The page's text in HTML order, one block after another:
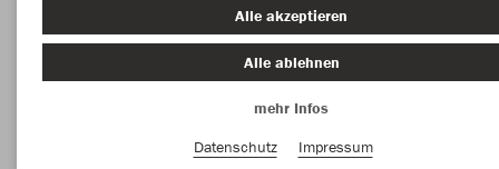
Alle akzeptieren
Alle ablehnen
mehr Infos
Datenschutz
Impressum